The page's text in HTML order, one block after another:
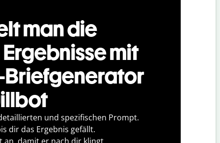
man die
mit
Briefgenerator
und spezifischen Prompt.
dir das Ergebnis gefällt.